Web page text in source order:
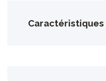
Caractéristiques